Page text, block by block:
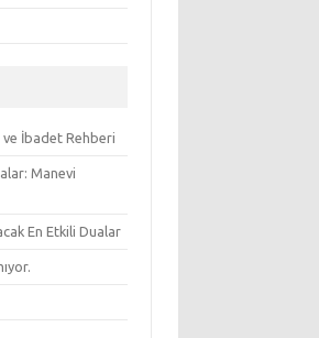
İbadet Rehberi
Manevi
En Etkili Dualar